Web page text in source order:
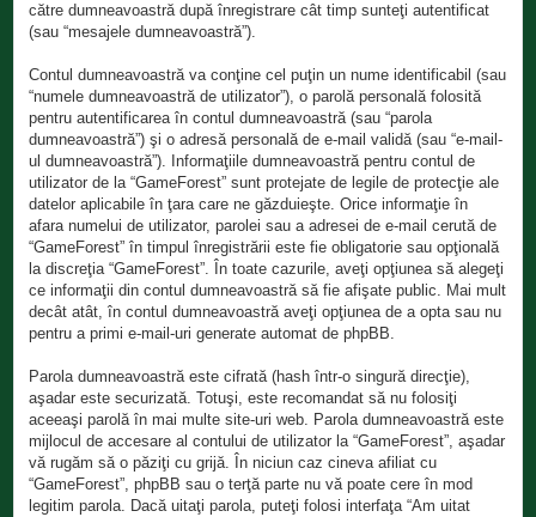
către dumneavoastră după înregistrare cât timp sunteţi autentificat
(sau “mesajele dumneavoastră”).
Contul dumneavoastră va conţine cel puţin un nume identificabil (sau
“numele dumneavoastră de utilizator”), o parolă personală folosită
pentru autentificarea în contul dumneavoastră (sau “parola
dumneavoastră”) şi o adresă personală de e-mail validă (sau “e-mail-
ul dumneavoastră”). Informaţiile dumneavoastră pentru contul de
utilizator de la “GameForest” sunt protejate de legile de protecţie ale
datelor aplicabile în ţara care ne găzduieşte. Orice informaţie în
afara numelui de utilizator, parolei sau a adresei de e-mail cerută de
“GameForest” în timpul înregistrării este fie obligatorie sau opţională
la discreţia “GameForest”. În toate cazurile, aveţi opţiunea să alegeţi
ce informaţii din contul dumneavoastră să fie afişate public. Mai mult
decât atât, în contul dumneavoastră aveţi opţiunea de a opta sau nu
pentru a primi e-mail-uri generate automat de phpBB.
Parola dumneavoastră este cifrată (hash într-o singură direcţie),
aşadar este securizată. Totuşi, este recomandat să nu folosiţi
aceeaşi parolă în mai multe site-uri web. Parola dumneavoastră este
mijlocul de accesare al contului de utilizator la “GameForest”, aşadar
vă rugăm să o păziţi cu grijă. În niciun caz cineva afiliat cu
“GameForest”, phpBB sau o terţă parte nu vă poate cere în mod
legitim parola. Dacă uitaţi parola, puteţi folosi interfaţa “Am uitat